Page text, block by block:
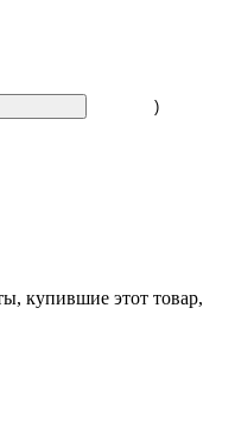
)
купившие этот товар,